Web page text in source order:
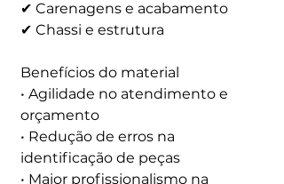
✔ Carenagens e acabamento
✔ Chassi e estrutura
Benefícios do material
• Agilidade no atendimento e
orçamento
• Redução de erros na
identificação de peças
• Maior profissionalismo na